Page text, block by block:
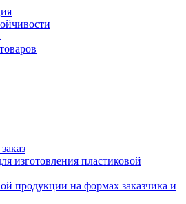
изготовления пластиковой
продукции на формах заказчика и